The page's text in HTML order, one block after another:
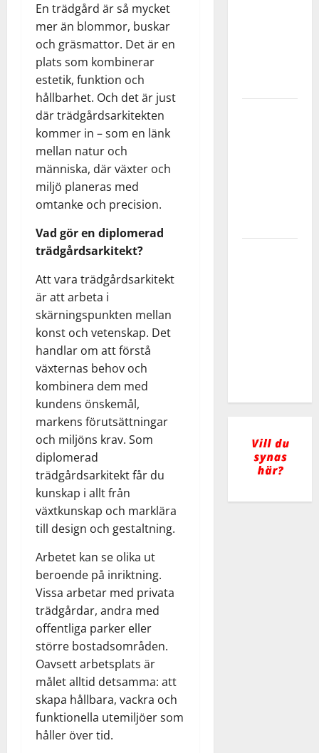
En trädgård är så mycket
mer än blommor, buskar
och gräsmattor. Det är en
plats som kombinerar
estetik, funktion och
hållbarhet. Och det är just
där trädgårdsarkitekten
kommer in – som en länk
mellan natur och
människa, där växter och
miljö planeras med
omtanke och precision.
Vad gör en diplomerad
trädgårdsarkitekt?
Att vara trädgårdsarkitekt
är att arbeta i
skärningspunkten mellan
konst och vetenskap. Det
handlar om att förstå
växternas behov och
kombinera dem med
kundens önskemål,
markens förutsättningar
och miljöns krav. Som
diplomerad
trädgårdsarkitekt får du
kunskap i allt från
växtkunskap och marklära
till design och gestaltning.
Arbetet kan se olika ut
beroende på inriktning.
Vissa arbetar med privata
trädgårdar, andra med
offentliga parker eller
större bostadsområden.
Oavsett arbetsplats är
målet alltid detsamma: att
skapa hållbara, vackra och
funktionella utemiljöer som
håller över tid.